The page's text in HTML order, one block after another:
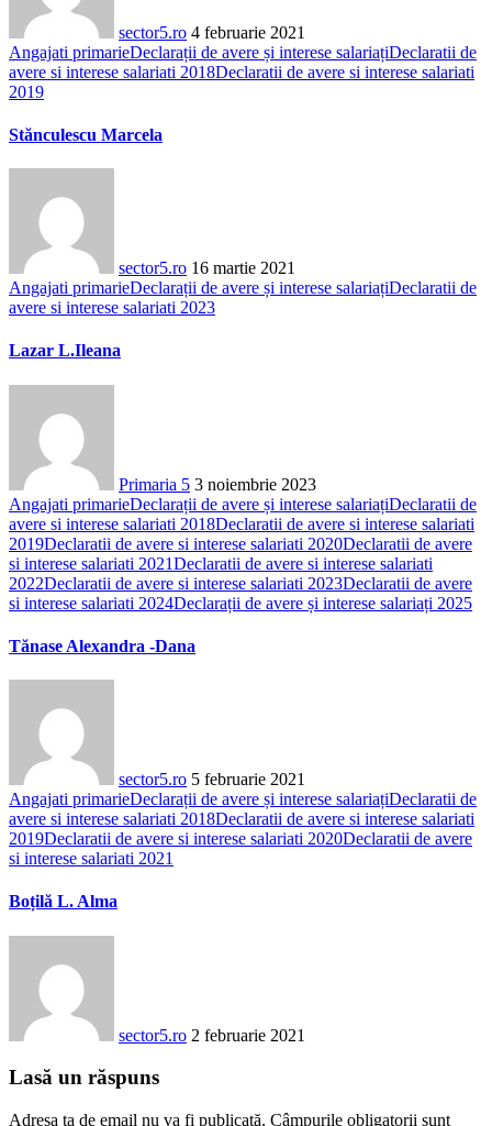
sector5.ro 4 februarie 2021
Angajati primarieDeclarații de avere și interese salariațiDeclaratii de
avere si interese salariati 2018Declaratii de avere si interese salariati
2019
Stănculescu Marcela
sector5.ro 16 martie 2021
Angajati primarieDeclarații de avere și interese salariațiDeclaratii de
avere si interese salariati 2023
Lazar L.Ileana
Primaria 5 3 noiembrie 2023
Angajati primarieDeclarații de avere și interese salariațiDeclaratii de
avere si interese salariati 2018Declaratii de avere si interese salariati
2019Declaratii de avere si interese salariati 2020Declaratii de avere
si interese salariati 2021Declaratii de avere si interese salariati
2022Declaratii de avere si interese salariati 2023Declaratii de avere
si interese salariati 2024Declarații de avere și interese salariați 2025
Tănase Alexandra -Dana
sector5.ro 5 februarie 2021
Angajati primarieDeclarații de avere și interese salariațiDeclaratii de
avere si interese salariati 2018Declaratii de avere si interese salariati
2019Declaratii de avere si interese salariati 2020Declaratii de avere
si interese salariati 2021
Boțilă L. Alma
sector5.ro 2 februarie 2021
Lasă un răspuns
Adresa ta de email nu va fi publicată. Câmpurile obligatorii sunt